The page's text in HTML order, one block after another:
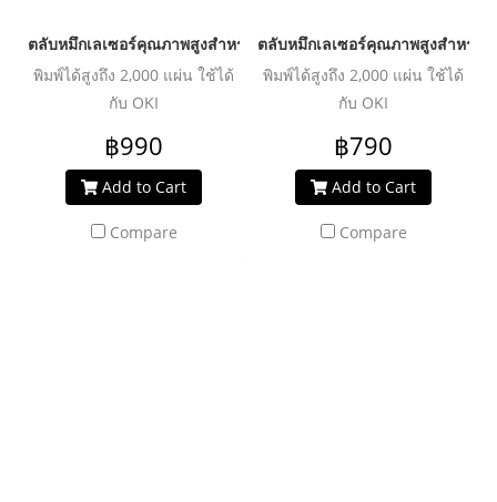
ตลับหมึกเลเซอร์คุณภาพสูงสำหรับ OKI รุ่น C310dn C
พิมพ์ได้สูงถึง 2,000 แผ่น ใช้ได้
กับ OKI
฿990
Add to Cart
Compare
ตลับหมึกเลเซอร์คุณภาพสูงสำหรับ
พิมพ์ได้สูงถึง 2,000 แผ่น ใช้ได้
กับ OKI
฿790
Add to Cart
Compare